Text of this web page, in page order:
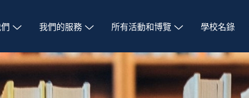
我們的服務 所有活動和博覽 學校名錄